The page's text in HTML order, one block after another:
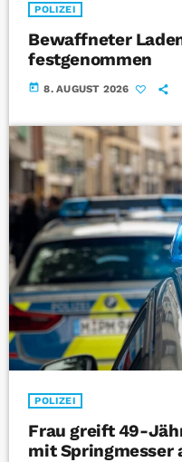
POLIZEI
Bewaffneter
festgenommen
today 8. AUGUST 2026
POLIZEI
Frau greift 49-
mit Springmesser